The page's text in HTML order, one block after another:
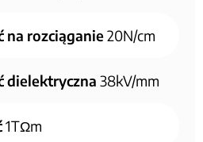
na rozciąganie20N/cm
dielektryczna 38kV/mm
1TΩm